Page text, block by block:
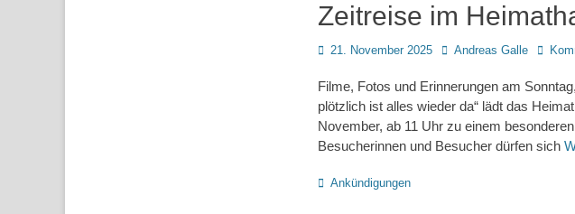
Zeitreise im
Posted
21. November 2025 AutorAndreas Galle
Filme, Fotos und Erinnerungen am
plötzlich ist alles wieder da“ lädt das
November, ab 11 Uhr zu einem
Besucherinnen und Besucher dürfen sich
Kategorien
Ankündigungen